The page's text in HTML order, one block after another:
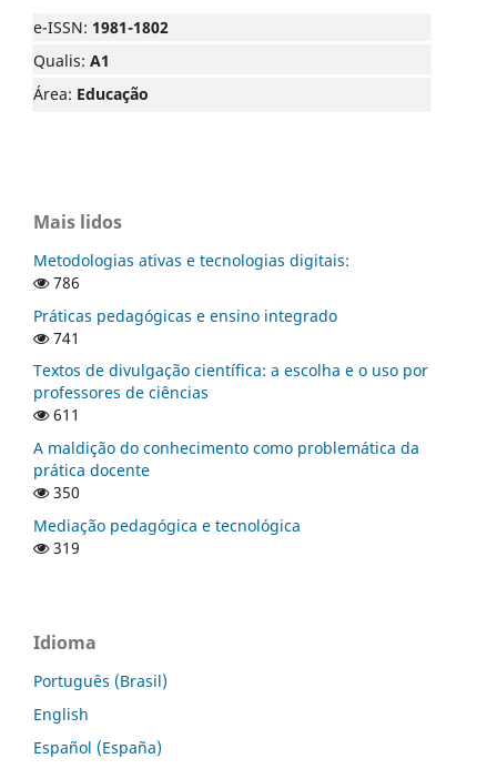
e-ISSN: 1981-1802
Qualis: A1
Área: Educação
Mais lidos
Metodologias ativas e tecnologias digitais:
786
Práticas pedagógicas e ensino integrado
741
Textos de divulgação científica: a escolha e o uso por
professores de ciências
611
A maldição do conhecimento como problemática da
prática docente
350
Mediação pedagógica e tecnológica
319
Idioma
Português (Brasil)
English
Español (España)